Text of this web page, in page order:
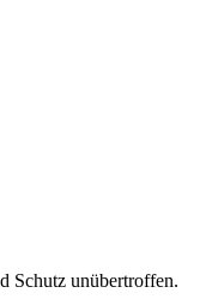
Schutz unübertroffen.